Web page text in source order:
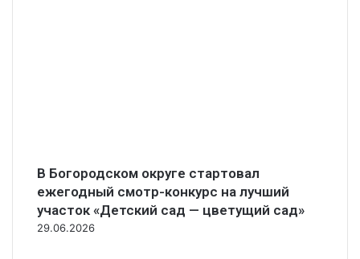
В Богородском округе стартовал
ежегодный смотр-конкурс на лучший
участок «Детский сад — цветущий сад»
29.06.2026